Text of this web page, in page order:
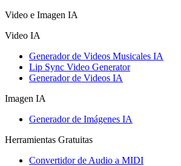
Video e Imagen IA
Video IA
Generador de Videos Musicales IA
Lip Sync Video Generator
Generador de Videos IA
Imagen IA
Generador de Imágenes IA
Herramientas Gratuitas
Convertidor de Audio a MIDI